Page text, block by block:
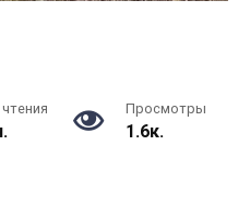
Просмотры
1.6к.